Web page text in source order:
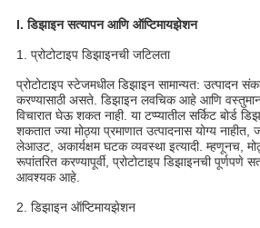
I. डिझाइन सत्यापन आणि ऑप्टिमायझेशन
1. प्रोटोटाइप डिझाइनची जटिलता
प्रोटोटाइप स्टेजमधील डिझाइन सामान्यत: उत्पादन
करण्यासाठी असते. डिझाइन लवचिक आहे आणि वस्तुमान
विचारात घेऊ शकत नाही. या टप्प्यातील सर्किट बोर्ड
शकतात ज्या मोठ्या प्रमाणात उत्पादनास योग्य
लेआउट, अकार्यक्षम घटक व्यवस्था इत्यादी. म्हणूनच,
रूपांतरित करण्यापूर्वी, प्रोटोटाइप डिझाइनची पूर्णपणे
आवश्यक आहे.
2. डिझाइन ऑप्टिमायझेशन